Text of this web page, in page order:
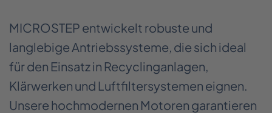
MICROSTEP entwickelt robuste und
langlebige Antriebssysteme, die sich ideal
für den Einsatz in Recyclinganlagen,
Klärwerken und Luftfiltersystemen eignen.
Unsere hochmodernen Motoren garantieren